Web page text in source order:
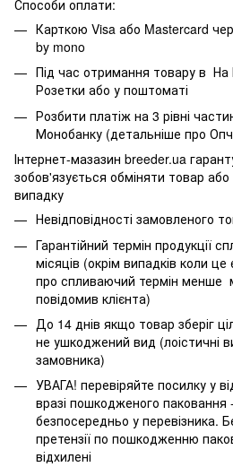
Способи оплати:
Карткою Visa або Mastercard
by mono
Під час отримання товару в На
Розетки або у поштоматі
Розбити платіж на 3 рівні
Монобанку (детальніше про
Інтернет-мазазин breeder.ua
зобов'язується обміняти товар
випадку
Невідповідності замовленого
Гарантійний термін продукції
місяців (окрім випадків коли
про спливаючий термін менше
повідомив клієнта)
До 14 днів якщо товар зберіг
не ушкоджений вид (лоістичні
замовника)
УВАГА! перевіряйте посилку у
вразі пошкодженого
безпосередньо у перевізника.
претензії по пошкодженню
відхилені